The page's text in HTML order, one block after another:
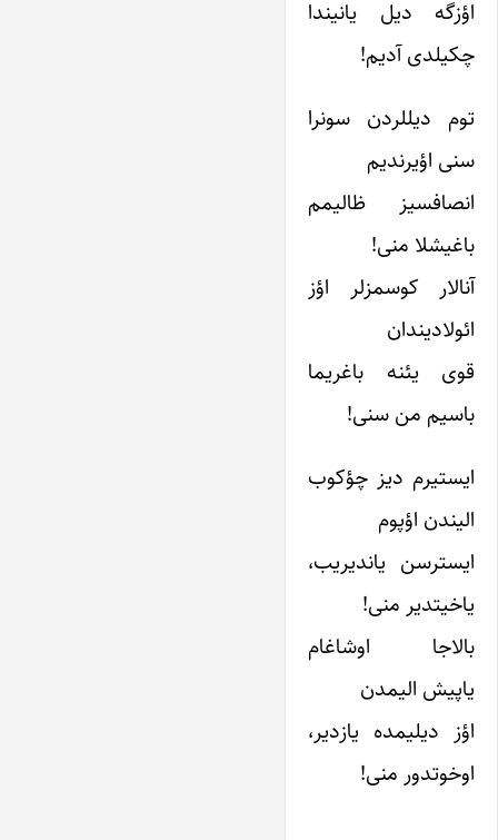
اؤزگه دیل یانیندا
چکیلدی آدیم!
توم دیللردن سونرا
سنی اؤیرندیم
انصافسیز ظالیمم
باغیشلا منی!
آنالار کوسمزلر اؤز
ائولادیندان
قوی یئنه باغریما
باسیم من سنی!
ایستیرم دیز چؤکوب
الیندن اؤپوم
ایسترسن یاندیریب،
یاخیتدیر منی!
بالاجا اوشاغام
یاپیش الیمدن
اؤز دیلیمده یازدیر،
اوخوتدور منی!